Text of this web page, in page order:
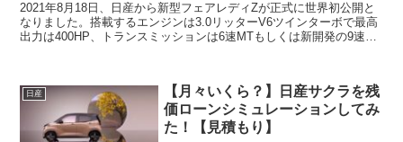
2021年8月18日、日産から新型フェアレディZが正式に世界初公開と
なりました。搭載するエンジンは3.0リッターV6ツインターボで最高
出力は400HP、トランスミッションは6速MTもしくは新開発の9速AT
日産
【月々いくら？】日産サクラを残
価ローンシミュレーションしてみ
た！【見積もり】